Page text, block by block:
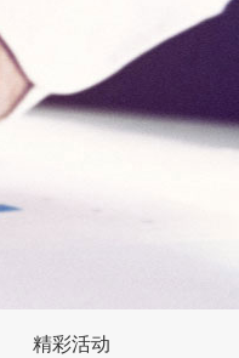
精彩活动